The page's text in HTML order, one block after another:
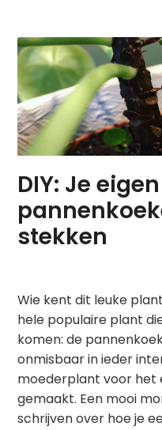
DIY: Je eigen
stekken
Wie kent dit leuke
hele populaire plant
komen: de
onmisbaar in ieder
moederplant voor het
gemaakt. Een mooi
schrijven over hoe je